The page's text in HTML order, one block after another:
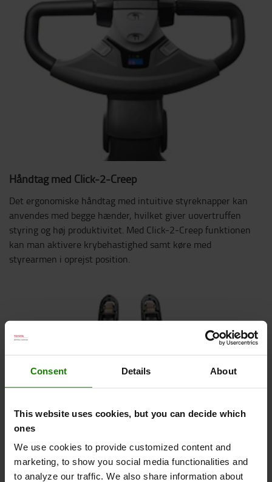
Consent Details About
This website uses cookies, but you can decide which
ones
We use cookies to provide customized content and
marketing, to show you social media functionalities and
to analyze our traffic. We also share information about
Håndtag med Click-2-Creep
Det ergonomiske håndtag med intuitive styreknapper kan
anvendes med begge hænder, hvilket giver uovertruffen
styring og høj produktivitet. Med Click-2-Creep funktionen
kan man aktivere krybehastighed samt køre med
styrearmen i oprejst position.